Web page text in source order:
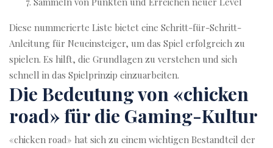
Diese nummerierte Liste bietet eine Schritt-für-Schritt-
Anleitung für Neueinsteiger, um das Spiel erfolgreich zu
spielen. Es hilft, die Grundlagen zu verstehen und sich
schnell in das Spielprinzip einzuarbeiten.
Die Bedeutung von «chicken
road» für die Gaming-Kultur
«chicken road» hat sich zu einem wichtigen Bestandteil der